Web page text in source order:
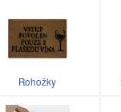
Rohožky